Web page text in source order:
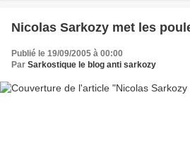
Nicolas Sarkozy met les
Publié le 19/09/2005 à 00:00
Par Sarkostique le blog anti sarkozy